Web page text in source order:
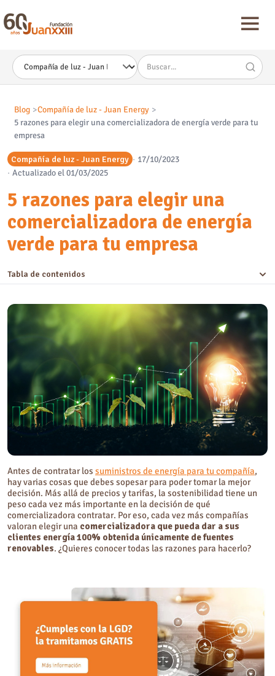
este
sitio
incluye
sistema
accesibilidad.
Blog
Compañía de luz - Juan Energy
5 razones para elegir una comercializadora de energía verde para tu
empresa
Compañía de luz - Juan Energy
17/10/2023
Actualizado el 01/03/2025
5 razones para elegir una
comercializadora de energía
verde para tu empresa
Tabla de contenidos
¿Por qué elegir una comercializadora de energía verde?
1. Sostenibilidad
2. Cumplimiento de políticas RSC y de los ODS
3. Misma calidad de energía y servicio
4. Una apuesta por la inclusión
5. Mejor imagen de empresa
Antes de contratar los suministros de energía para tu compañía,
hay varias cosas que debes sopesar para poder tomar la mejor
decisión. Más allá de precios y tarifas, la sostenibilidad tiene un
peso cada vez más importante en la decisión de qué
comercializadora contratar. Por eso, cada vez más compañías
valoran elegir una comercializadora que pueda dar a sus
clientes energía 100% obtenida únicamente de fuentes
renovables. ¿Quieres conocer todas las razones para hacerlo?